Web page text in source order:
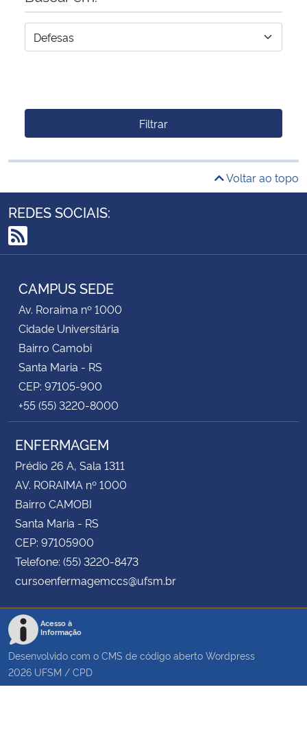
Filtrar
Voltar ao topo
REDES SOCIAIS:
RSS
CAMPUS SEDE
Av. Roraima nº 1000
Cidade Universitária
Bairro Camobi
Santa Maria - RS
CEP: 97105-900
+55 (55) 3220-8000
ENFERMAGEM
Prédio 26 A, Sala 1311
AV. RORAIMA nº 1000
Bairro CAMOBI
Santa Maria - RS
CEP: 97105900
Telefone: (55) 3220-8473
cursoenfermagemccs@ufsm.br
Acesso à
Informação
Desenvolvido com o CMS de código aberto Wordpress
2026 UFSM / CPD